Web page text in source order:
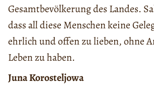
Gesamtbevölkerung des Landes.
dass all diese Menschen keine
ehrlich und offen zu lieben, ohne
Leben zu haben.
Juna Korosteljowa